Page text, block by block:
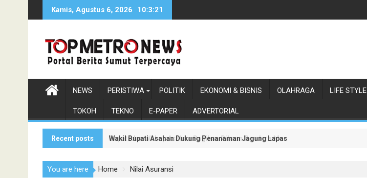
Kamis, Agustus 6, 2026 10:3:22
NEWS PERISTIWA POLITIK EKONOMI & BISNIS OLAHRAGA LIFE STYLE
TOKOH TEKNO E-PAPER ADVERTORIAL
Recent posts Wakil Bupati Asahan Dukung Penanaman Jagung Lapas Labuhan Ruku
Bupati dan Wabup Asahan Bagikan Ribuan Bendera Merah Putih
You are here Home Nilai Asuransi